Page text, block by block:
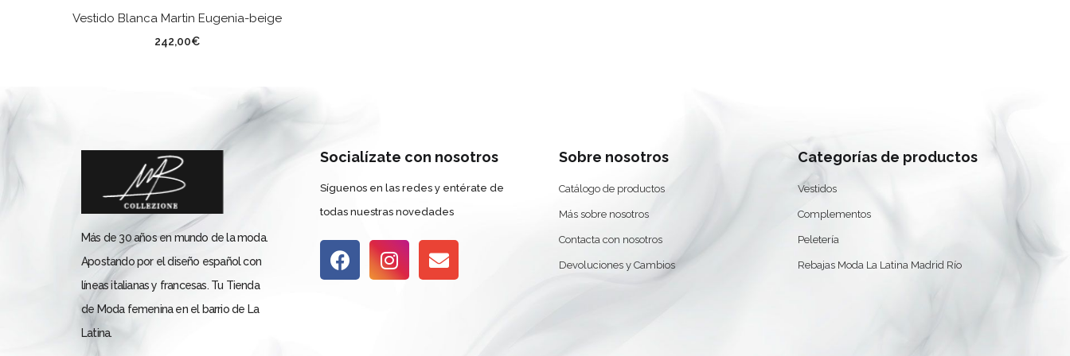
Vestido Blanca Martin Eugenia-beige
242,00€
Más de 30 años en mundo de la moda.
Apostando por el diseño español con
líneas italianas y francesas. Tu Tienda
de Moda femenina en el barrio de La
Latina.
Socialízate con nosotros
Síguenos en las redes y entérate de
todas nuestras novedades
Sobre nosotros
Catálogo de productos
Más sobre nosotros
Contacta con nosotros
Devoluciones y Cambios
Categorías de productos
Vestidos
Complementos
Peletería
Rebajas Moda La Latina Madrid Río